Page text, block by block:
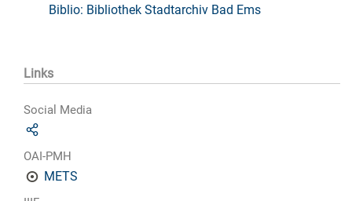
Biblio: Bibliothek Stadtarchiv Bad Ems
Links
Social Media
OAI-PMH
METS